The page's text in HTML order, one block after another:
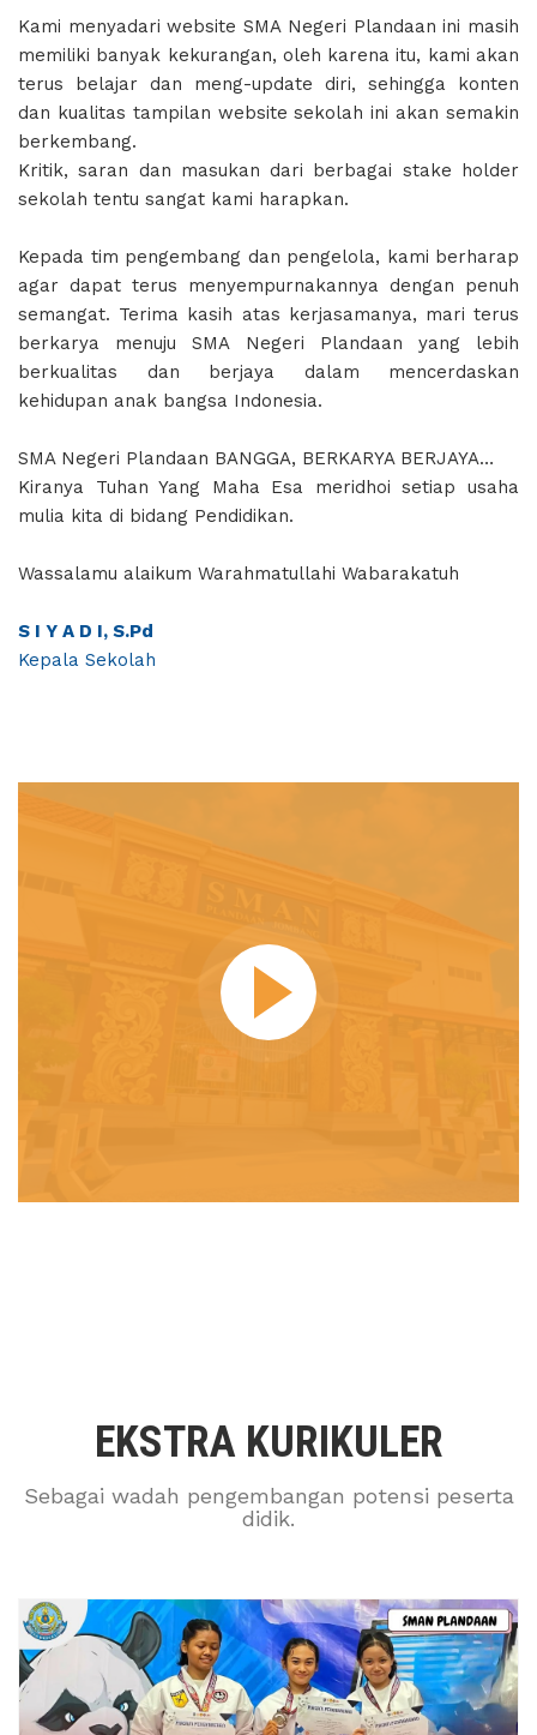
Kami menyadari website SMA Negeri Plandaan ini masih
memiliki banyak kekurangan, oleh karena itu, kami akan
terus belajar dan meng-update diri, sehingga konten
dan kualitas tampilan website sekolah ini akan semakin
berkembang.
Kritik, saran dan masukan dari berbagai stake holder
sekolah tentu sangat kami harapkan.
Kepada tim pengembang dan pengelola, kami berharap
agar dapat terus menyempurnakannya dengan penuh
semangat. Terima kasih atas kerjasamanya, mari terus
berkarya menuju SMA Negeri Plandaan yang lebih
berkualitas dan berjaya dalam mencerdaskan
kehidupan anak bangsa Indonesia.
SMA Negeri Plandaan BANGGA, BERKARYA BERJAYA…
Kiranya Tuhan Yang Maha Esa meridhoi setiap usaha
mulia kita di bidang Pendidikan.
Wassalamu alaikum Warahmatullahi Wabarakatuh
S I Y A D I, S.Pd
Kepala Sekolah
EKSTRA KURIKULER
Sebagai wadah pengembangan potensi peserta
didik.